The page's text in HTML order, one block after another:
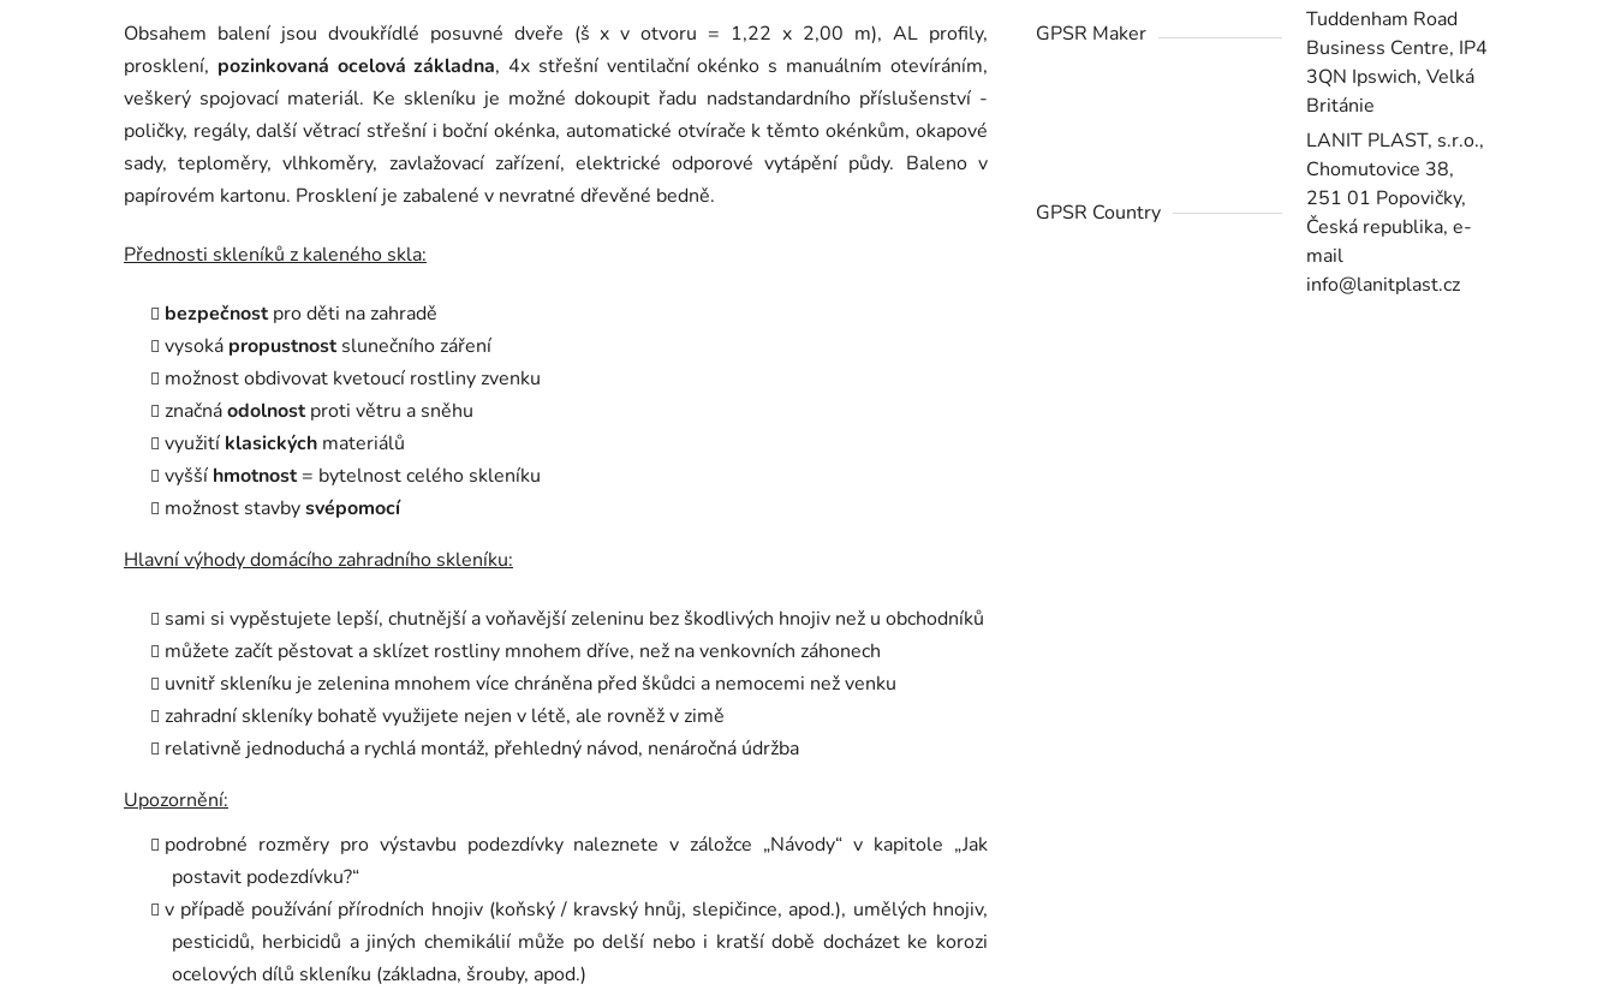
Obsahem balení jsou dvoukřídlé posuvné dveře (š x v otvoru = 1,22 x 2,00 m), AL profily,
prosklení, pozinkovaná ocelová základna, 4x střešní ventilační okénko s manuálním otevíráním,
veškerý spojovací materiál. Ke skleníku je možné dokoupit řadu nadstandardního příslušenství -
poličky, regály, další větrací střešní i boční okénka, automatické otvírače k těmto okénkům, okapové
sady, teploměry, vlhkoměry, zavlažovací zařízení, elektrické odporové vytápění půdy. Baleno v
papírovém kartonu. Prosklení je zabalené v nevratné dřevěné bedně.
Přednosti skleníků z kaleného skla:
bezpečnostpro děti na zahradě
vysoká propustnostslunečního záření
možnost obdivovat kvetoucí rostliny zvenku
značnáodolnostproti větru a sněhu
využití klasických materiálů
vyšší hmotnost= bytelnost celého skleníku
možnost stavbysvépomocí
Hlavní výhody domácího zahradního skleníku:
sami si vypěstujete lepší, chutnější a voňavější zeleninu bez škodlivých hnojiv než u obchodníků
můžete začít pěstovat a sklízet rostliny mnohem dříve, než na venkovních záhonech
uvnitř skleníku je zelenina mnohem více chráněna před škůdci a nemocemi než venku
zahradní skleníky bohatě využijete nejen v létě, ale rovněž v zimě
relativně jednoduchá a rychlá montáž, přehledný návod, nenáročná údržba
Upozornění:
podrobné rozměry pro výstavbu podezdívky naleznete v záložce „Návody“ v kapitole „Jak
postavit podezdívku?“
v případě používání přírodních hnojiv (koňský / kravský hnůj, slepičince, apod.), umělých hnojiv,
pesticidů, herbicidů a jiných chemikálií může po delší nebo i kratší době docházet ke korozi
ocelových dílů skleníku (základna, šrouby, apod.)
GPSR Maker
Tuddenham Road
Business Centre, IP4
3QN Ipswich, Velká
Británie
GPSR Country
LANIT PLAST, s.r.o.,
Chomutovice 38,
251 01 Popovičky,
Česká republika, e-
mail
info@lanitplast.cz